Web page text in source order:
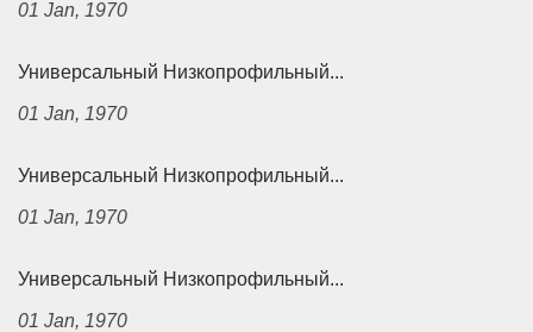
01 Jan, 1970
Универсальный Низкопрофильный...
01 Jan, 1970
Универсальный Низкопрофильный...
01 Jan, 1970
Универсальный Низкопрофильный...
01 Jan, 1970